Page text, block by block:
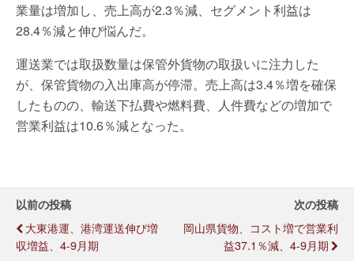
業量は増加し、売上高が2.3％減、セグメント利益は
28.4％減と伸び悩んだ。
運送業では取扱数量は保管外貨物の取扱いに注力した
が、保管貨物の入出庫高が停滞。売上高は3.4％増を確保
したものの、輸送下払費や燃料費、人件費などの増加で
営業利益は10.6％減となった。
以前の投稿
大東港運、港湾運送伸び増
収増益、4-9月期
次の投稿
岡山県貨物、コスト増で営業利
益37.1％減、4-9月期